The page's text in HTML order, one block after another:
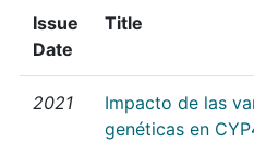
Issue
Date
Title
2021
Impacto de las
genéticas en